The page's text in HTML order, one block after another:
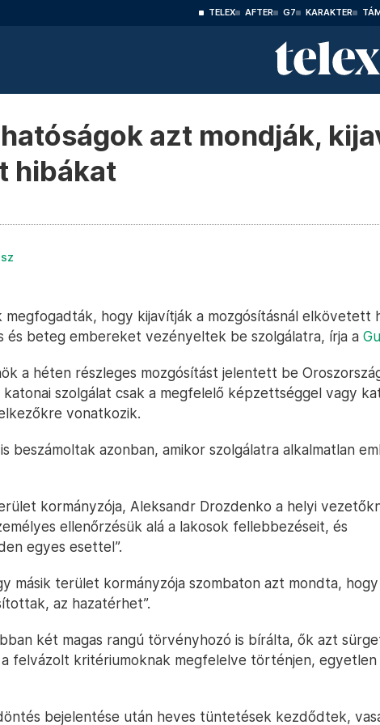
TELEX AFTER G7 KARAKTER
azt mondják,
hibákat
megfogadták, hogy kijavítják a mozgósításnál elkövetett
és beteg embereket vezényeltek be szolgálatra, írja a
a héten részleges mozgósítást jelentett be
szolgálat csak a megfelelő képzettséggel vagy
vonatkozik.
beszámoltak azonban, amikor szolgálatra alkalmatlan
kormányzója, Aleksandr Drozdenko a helyi
ellenőrzésük alá a lakosok fellebbezéseit, és
egyes esettel”.
másik terület kormányzója szombaton azt mondta, hogy
az hazatérhet”.
két magas rangú törvényhozó is bírálta, ők azt
felvázolt kritériumoknak megfelelve történjen, egyetlen
bejelentése után heves tüntetések kezdődtek,